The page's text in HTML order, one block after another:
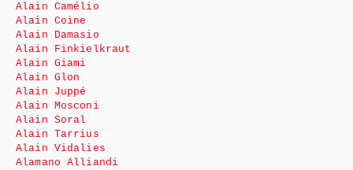
Alain Camélio
Alain Coine
Alain Damasio
Alain Finkielkraut
Alain Giami
Alain Glon
Alain Juppé
Alain Mosconi
Alain Soral
Alain Tarrius
Alain Vidalies
Alamano Alliandi